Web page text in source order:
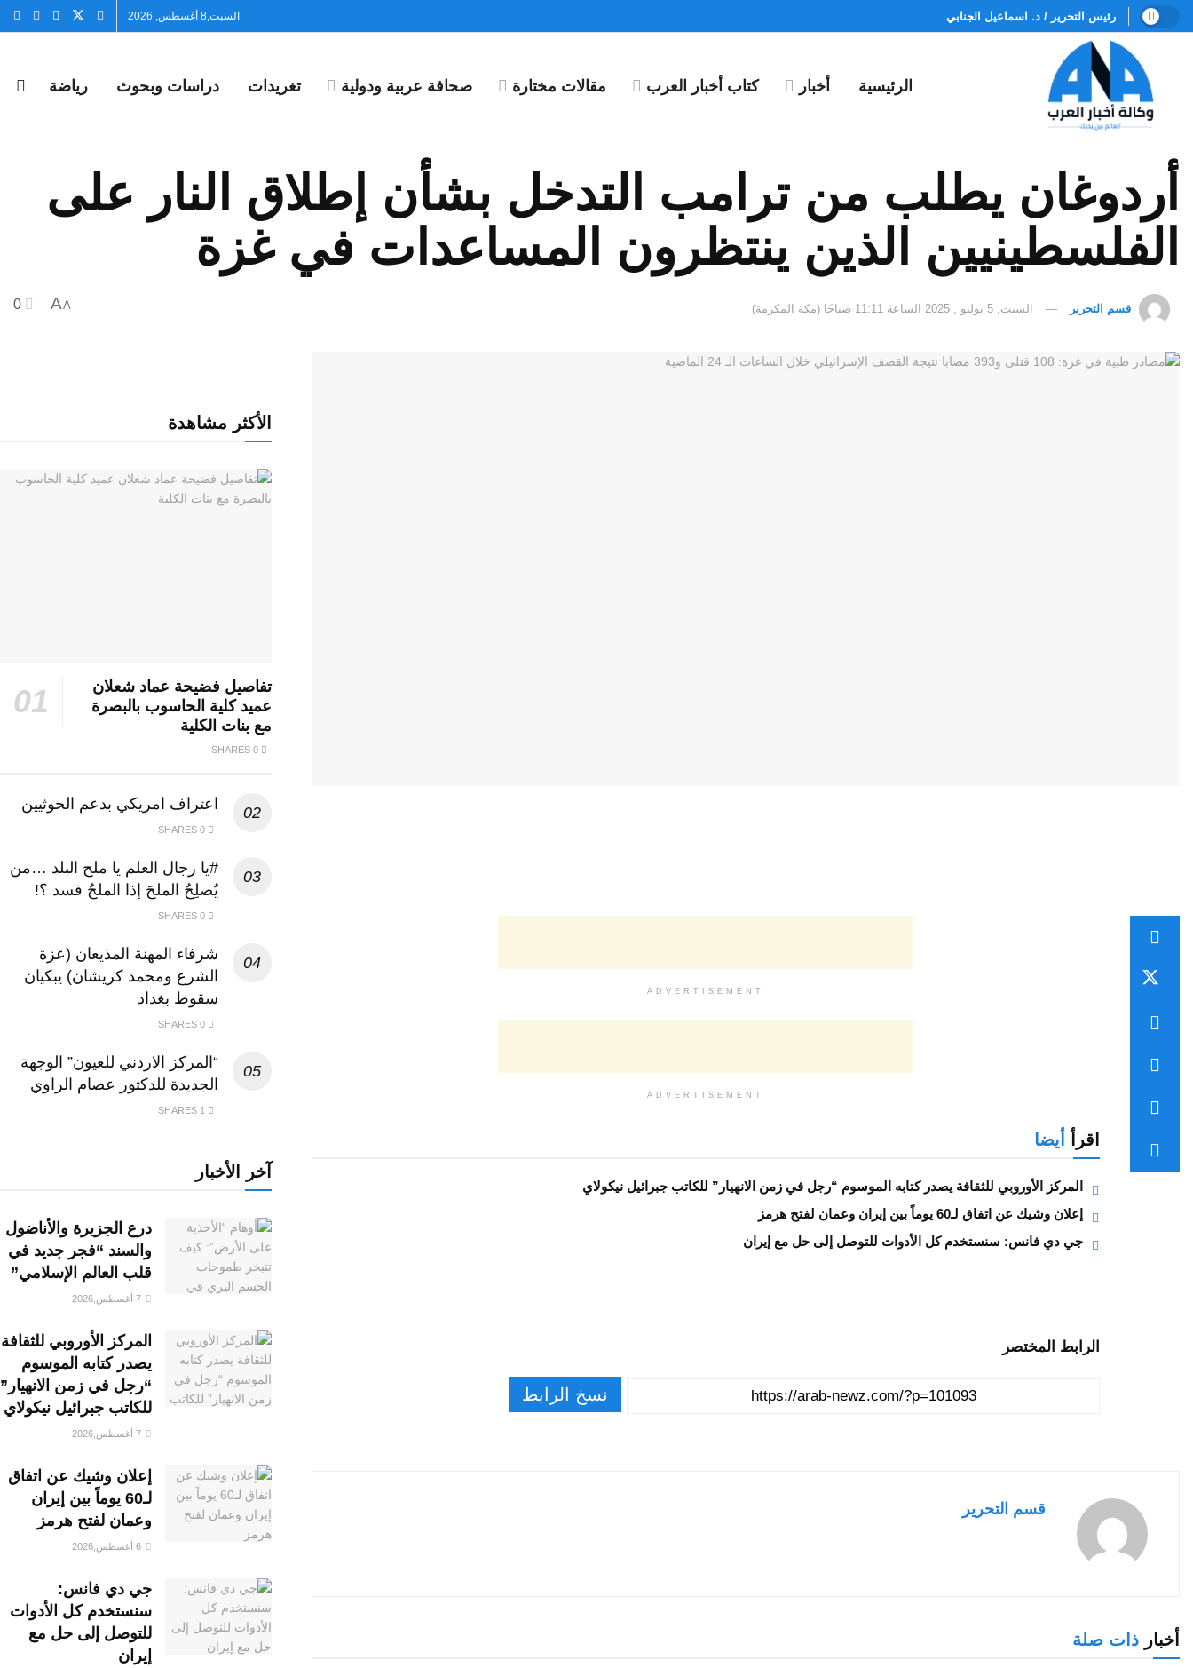
رئيس التحرير / د. اسماعيل الجنابي السبت,8 أغسطس, 2026
الرئيسية أخبار كتاب أخبار العرب مقالات مختارة صحافة عربية ودولية تغريدات دراسات وبحوث رياضة
أردوغان يطلب من ترامب التدخل بشأن إطلاق النار على
الفلسطينيين الذين ينتظرون المساعدات في غزة
قسم التحرير السبت, 5 يوليو , 2025 الساعة 11:11 صباحًا (مكة المكرمة) A
A
ADVERTISEMENT
ADVERTISEMENT
اقرأ أيضا
المركز الأوروبي للثقافة يصدر كتابه الموسوم “رجل في زمن الانهيار” للكاتب جبرائيل نيكولاي
إعلان وشيك عن اتفاق لـ60 يوماً بين إيران وعمان لفتح هرمز
جي دي فانس: سنستخدم كل الأدوات للتوصل إلى حل مع إيران
الرابط المختصر
نسخ الرابط
قسم التحرير
أخبار ذات صلة
الأكثر مشاهدة
تفاصيل فضيحة عماد شعلان
عميد كلية الحاسوب بالبصرة
مع بنات الكلية
اعتراف امريكي بدعم الحوثيين
#يا رجال العلم يا ملح البلد …من
يُصلِحُ الملحَ إذا الملحُ فسد ؟!
شرفاء المهنة المذيعان (عزة
الشرع ومحمد كريشان) يبكيان
سقوط بغداد
“المركز الاردني للعيون” الوجهة
الجديدة للدكتور عصام الراوي
آخر الأخبار
درع الجزيرة والأناضول
والسند “فجر جديد في
قلب العالم الإسلامي”
المركز الأوروبي للثقافة
يصدر كتابه الموسوم
“رجل في زمن الانهيار”
للكاتب جبرائيل نيكولاي
إعلان وشيك عن اتفاق
لـ60 يوماً بين إيران
وعمان لفتح هرمز
جي دي فانس:
سنستخدم كل الأدوات
للتوصل إلى حل مع
إيران